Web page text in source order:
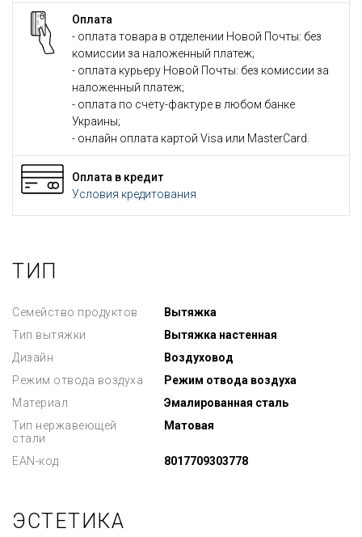
Оплата
- оплата товара в отделении Новой Почты: без
комиссии за наложенный платеж;
- оплата курьеру Новой Почты: без комиссии за
наложенный платеж;
- оплата по счету-фактуре в любом банке
Украины;
- онлайн оплата картой Visa или MasterCard.
Оплата в кредит
Условия кредитования
ТИП
Семейство продуктов
Вытяжка
Тип вытяжки
Вытяжка настенная
Дизайн
Воздуховод
Режим отвода воздуха
Режим отвода воздуха
Материал
Эмалированная сталь
Тип нержавеющей
стали
Матовая
EAN-код 8017709303778
ЭСТЕТИКА